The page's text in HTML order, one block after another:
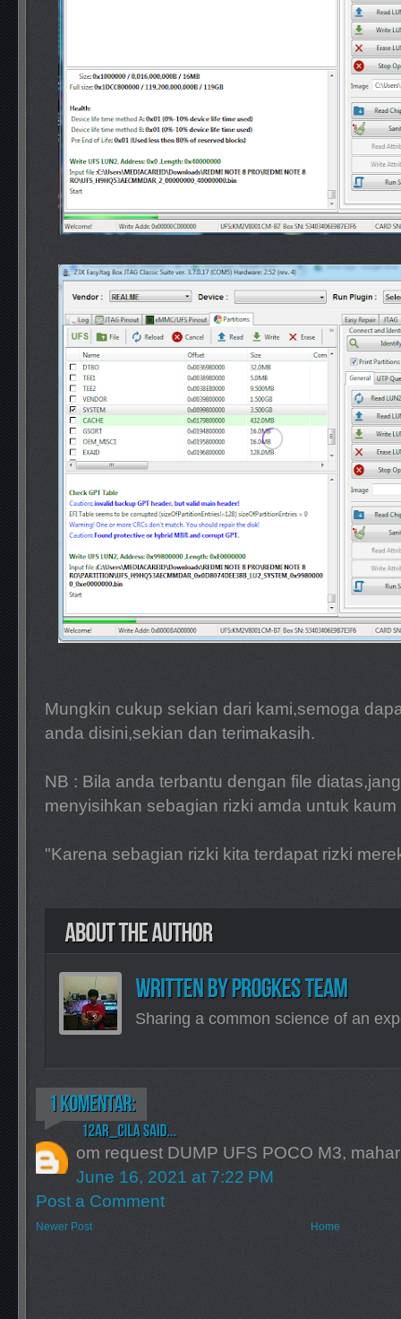
Mungkin cukup sekian dari kami,semoga
anda disini,sekian dan terimakasih.
NB : Bila anda terbantu dengan file
menyisihkan sebagian rizki amda untuk
"Karena sebagian rizki kita terdapat rizki
Sharing a common science of an
om request DUMP UFS POCO M3,
June 16, 2021 at 7:22 PM
Post a Comment
Newer Post Home